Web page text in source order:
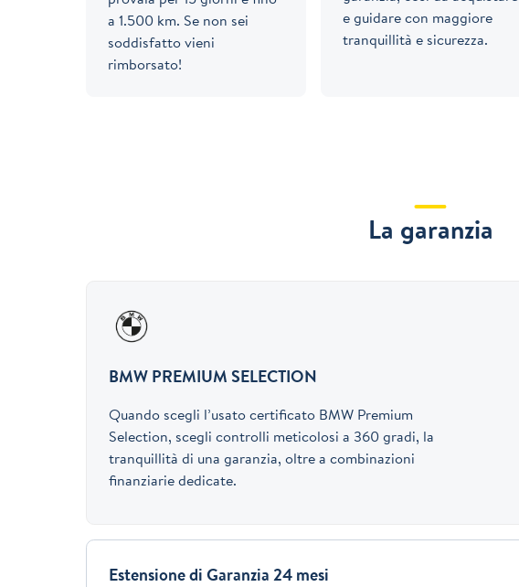
a 1.500 km. Se non sei
soddisfatto vieni
rimborsato!
e guidare con maggiore
tranquillità e sicurezza.
La garanzia
BMW PREMIUM SELECTION
Quando scegli l’usato certificato BMW Premium
Selection, scegli controlli meticolosi a 360 gradi, la
tranquillità di una garanzia, oltre a combinazioni
finanziarie dedicate.
Estensione di Garanzia 24 mesi